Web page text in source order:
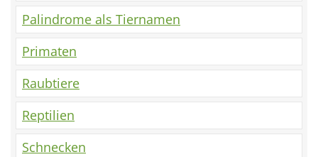
Palindrome als Tiernamen
Primaten
Raubtiere
Reptilien
Schnecken